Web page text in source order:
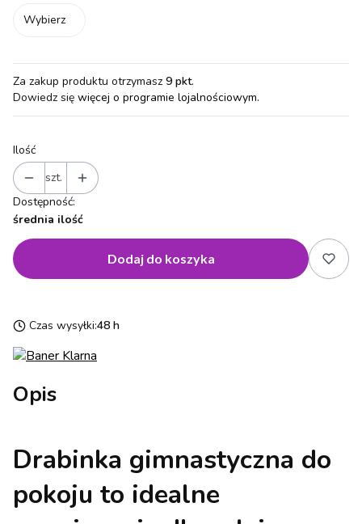
Wybierz
Za zakup produktu otrzymasz 9 pkt.
Dowiedz się więcej o programie lojalnościowym.
Ilość
szt.
Dostępność:
średnia ilość
Dodaj do koszyka
Czas wysyłki:48 h
Opis
Drabinka gimnastyczna do
pokoju to idealne